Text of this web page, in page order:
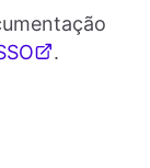
.